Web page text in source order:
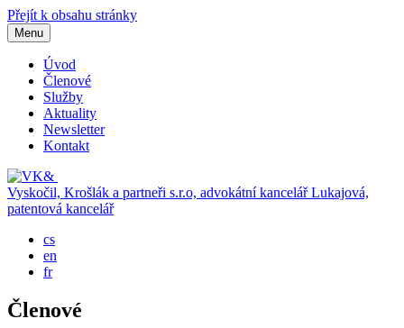
Přejít k obsahu stránky
Menu
Úvod
Členové
Služby
Aktuality
Newsletter
Kontakt
Vyskočil, Krošlák a partneři s.r.o, advokátní kancelář Lukajová,
patentová kancelář
cs
en
fr
Členové